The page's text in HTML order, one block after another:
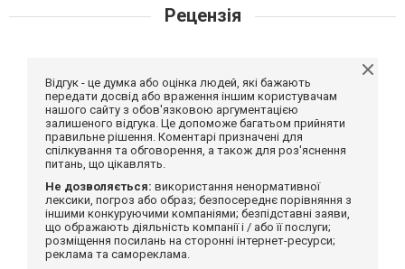
Рецензія
Відгук - це думка або оцінка людей, які бажають
передати досвід або враження іншим користувачам
нашого сайту з обов'язковою аргументацією
залишеного відгука. Це допоможе багатьом прийняти
правильне рішення. Коментарі призначені для
спілкування та обговорення, а також для роз'яснення
питань, що цікавлять.
Не дозволяється: використання ненормативної
лексики, погроз або образ; безпосереднє порівняння з
іншими конкуруючими компаніями; безпідставні заяви,
що ображають діяльність компанії і / або її послуги;
розміщення посилань на сторонні інтернет-ресурси;
реклама та самореклама.